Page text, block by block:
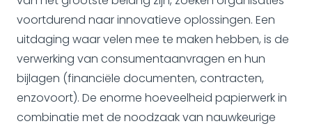
voortdurend naar innovatieve oplossingen. Een
uitdaging waar velen mee te maken hebben, is de
verwerking van consumentaanvragen en hun
bijlagen (financiële documenten, contracten,
enzovoort). De enorme hoeveelheid papierwerk in
combinatie met de noodzaak van nauwkeurige